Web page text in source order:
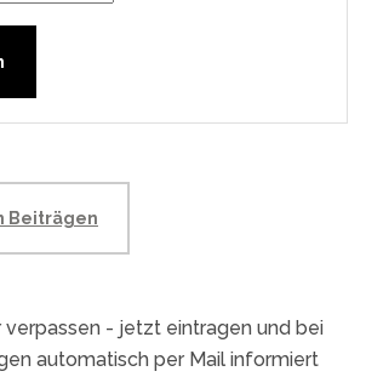
Beiträgen
verpassen - jetzt eintragen und bei
automatisch per Mail informiert